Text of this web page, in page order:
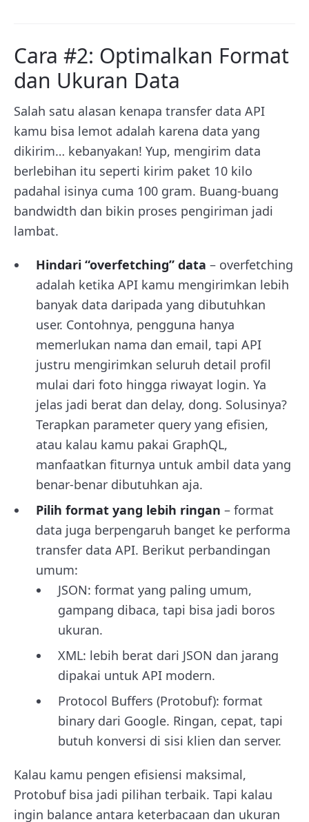
Cara #2: Optimalkan Format
dan Ukuran Data
Salah satu alasan kenapa transfer data API
kamu bisa lemot adalah karena data yang
dikirim… kebanyakan! Yup, mengirim data
berlebihan itu seperti kirim paket 10 kilo
padahal isinya cuma 100 gram. Buang-buang
bandwidth dan bikin proses pengiriman jadi
lambat.
Hindari “overfetching” data – overfetching
adalah ketika API kamu mengirimkan lebih
banyak data daripada yang dibutuhkan
user. Contohnya, pengguna hanya
memerlukan nama dan email, tapi API
justru mengirimkan seluruh detail profil
mulai dari foto hingga riwayat login. Ya
jelas jadi berat dan delay, dong. Solusinya?
Terapkan parameter query yang efisien,
atau kalau kamu pakai GraphQL,
manfaatkan fiturnya untuk ambil data yang
benar-benar dibutuhkan aja.
Pilih format yang lebih ringan – format
data juga berpengaruh banget ke performa
transfer data API. Berikut perbandingan
umum:
JSON: format yang paling umum,
gampang dibaca, tapi bisa jadi boros
ukuran.
XML: lebih berat dari JSON dan jarang
dipakai untuk API modern.
Protocol Buffers (Protobuf): format
binary dari Google. Ringan, cepat, tapi
butuh konversi di sisi klien dan server.
Kalau kamu pengen efisiensi maksimal,
Protobuf bisa jadi pilihan terbaik. Tapi kalau
ingin balance antara keterbacaan dan ukuran